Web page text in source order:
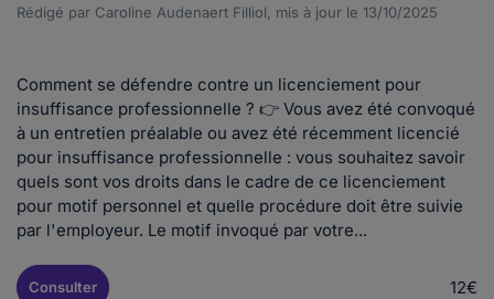
Rédigé par Caroline Audenaert Filliol, mis à jour le 13/10/2025
Comment se défendre contre un licenciement pour
insuffisance professionnelle ? 👉 Vous avez été convoqué
à un entretien préalable ou avez été récemment licencié
pour insuffisance professionnelle : vous souhaitez savoir
quels sont vos droits dans le cadre de ce licenciement
pour motif personnel et quelle procédure doit être suivie
par l'employeur. Le motif invoqué par votre...
Consulter 12€